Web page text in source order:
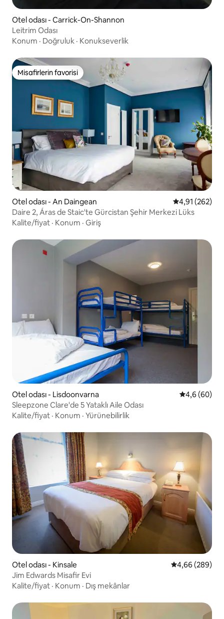
Otel odası - Carrick-On-Shannon
Leitrim Odası
Konum · Doğruluk · Konukseverlik
Misafirlerin favorisi
Misafirlerin favorisi
Otel odası - An Daingean 5 üzerinden
4,91 (262)
Daire 2, Áras de Staic'te Gürcistan Şehir Merkezi Lüks
Kalite/fiyat · Konum · Giriş
Otel odası - Lisdoonvarna 5 üzerinden
4,6 (60)
Sleepzone Clare'de 5 Yataklı Aile Odası
Kalite/fiyat · Konum · Yürünebilirlik
Otel odası - Kinsale 5 üzerinden
4,66 (289)
Jim Edwards Misafir Evi
Kalite/fiyat · Konum · Dış mekânlar